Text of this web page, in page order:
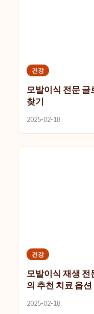
건강
모발이식 전문
찾기
2025-02-18
건강
모발이식 재생
의 추천 치료 옵션
2025-02-18